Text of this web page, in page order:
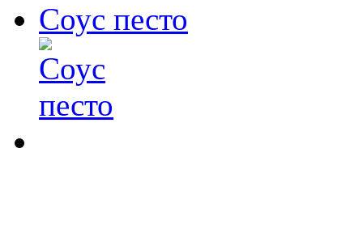
Соус песто